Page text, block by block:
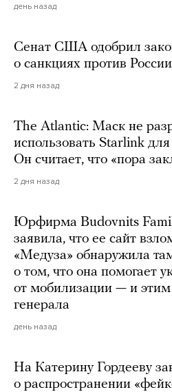
день назад
Сенат США одобрил
о санкциях против России
2 дня назад
The Atlantic: Маск не
использовать Starlink
Он считает, что «пора
2 дня назад
Юрфирма Budovnits
заявила, что ее сайт
«Медуза» обнаружила
о том, что она помогает
от мобилизации — и этим
генерала
день назад
На Катерину Гордееву
о распространении